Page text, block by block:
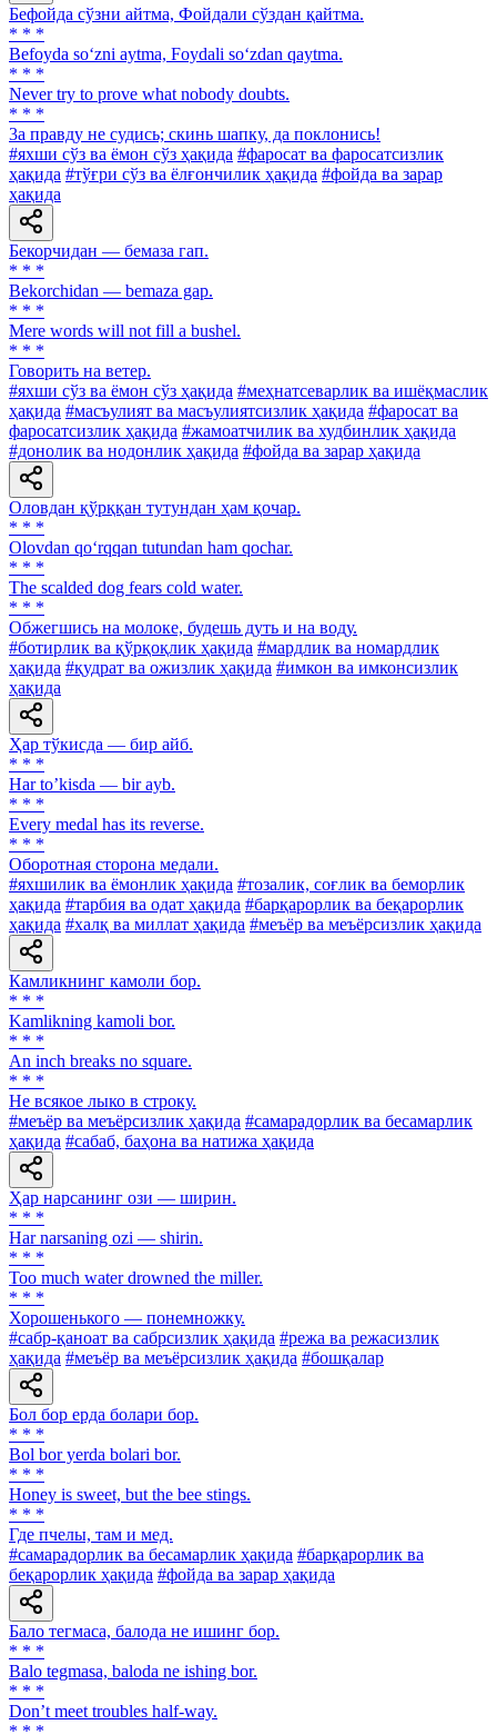
Бефойда сўзни айтма, Фойдали сўздан қайтма.
* * *
Befoyda so‘zni aytma, Foydali so‘zdan qaytma.
* * *
Never try to prove what nobody doubts.
* * *
3a правду не судись; скинь шапку, да поклонись!
#яхши сўз ва ёмон сўз ҳақида #фаросат ва фаросатсизлик
ҳақида #тўғри сўз ва ёлғончилик ҳақида #фойда ва зарар
ҳақида
Бекорчидан — бемаза гап.
* * *
Bekorchidan — bemaza gap.
* * *
Mere words will not fill a bushel.
* * *
Говорить на ветер.
#яхши сўз ва ёмон сўз ҳақида #меҳнатсеварлик ва ишёқмаслик
ҳақида #масъулият ва масъулиятсизлик ҳақида #фаросат ва
фаросатсизлик ҳақида #жамоатчилик ва худбинлик ҳақида
#донолик ва нодонлик ҳақида #фойда ва зарар ҳақида
Оловдан қўрққан тутундан ҳам қочар.
* * *
Olovdan qo‘rqqan tutundan ham qochar.
* * *
The scalded dog fears cold water.
* * *
Обжегшись на молоке, будешь дуть и на воду.
#ботирлик ва қўрқоқлик ҳақида #мардлик ва номардлик
ҳақида #қудрат ва ожизлик ҳақида #имкон ва имконсизлик
ҳақида
Ҳар тўкисда — бир айб.
* * *
Har toʼkisda — bir ayb.
* * *
Every medal has its reverse.
* * *
Оборотная сторона медали.
#яхшилик ва ёмонлик ҳақида #тозалик, соғлик ва беморлик
ҳақида #тарбия ва одат ҳақида #барқарорлик ва беқарорлик
ҳақида #халқ ва миллат ҳақида #меъёр ва меъёрсизлик ҳақида
Камликнинг камоли бор.
* * *
Kamlikning kamoli bor.
* * *
An inch breaks no square.
* * *
He всякое лыко в строку.
#меъёр ва меъёрсизлик ҳақида #самарадорлик ва бесамарлик
ҳақида #сабаб, баҳона ва натижа ҳақида
Ҳар нарсанинг ози — ширин.
* * *
Har narsaning ozi — shirin.
* * *
Too much water drowned the miller.
* * *
Хорошенького — понемножку.
#сабр-қаноат ва сабрсизлик ҳақида #режа ва режасизлик
ҳақида #меъёр ва меъёрсизлик ҳақида #бошқалар
Бол бор ерда болари бор.
* * *
Bol bor yerda bolari bor.
* * *
Honey is sweet, but the bee stings.
* * *
Где пчелы, там и мед.
#самарадорлик ва бесамарлик ҳақида #барқарорлик ва
беқарорлик ҳақида #фойда ва зарар ҳақида
Бало тегмаса, балода не ишинг бор.
* * *
Balo tegmasa, baloda ne ishing bor.
* * *
Don’t meet troubles half-way.